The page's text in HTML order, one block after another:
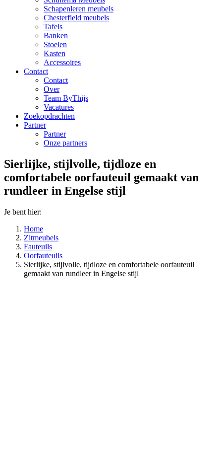
Schapenleren meubels
Chesterfield meubels
Tafels
Banken
Stoelen
Kasten
Accessoires
Contact
Contact
Over
Team ByThijs
Vacatures
Zoekopdrachten
Partner
Partner
Onze partners
Sierlijke, stijlvolle, tijdloze en
comfortabele oorfauteuil gemaakt van
rundleer in Engelse stijl
Je bent hier:
Home
Zitmeubels
Fauteuils
Oorfauteuils
Sierlijke, stijlvolle, tijdloze en comfortabele oorfauteuil
gemaakt van rundleer in Engelse stijl